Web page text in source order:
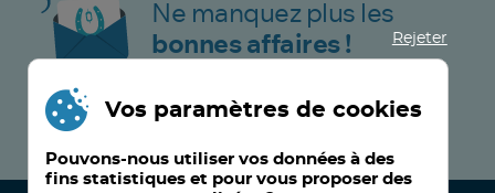
Ne manquez plus les
bonnes affaires !
JE M’INSCRIS MAINTENANT !
Rejeter
Vos paramètres de cookies
Pouvons-nous utiliser vos données à des
fins statistiques et pour vous proposer des